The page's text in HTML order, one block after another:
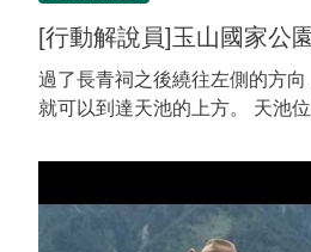
[行動解說員]玉山國家公
過了長青祠之後繞往左側的方
就可以到達天池的上方。 天池
頁岩為主的岩層被推擠的較為